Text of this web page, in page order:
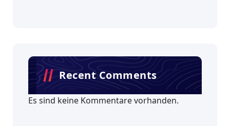
Recent Comments
Es sind keine Kommentare vorhanden.